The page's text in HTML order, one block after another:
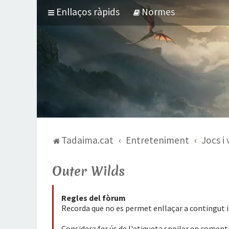
Enllaços ràpids Normes
Tadaima.cat Entreteniment Jocs i
Outer Wilds
Regles del fòrum
Recorda que no es permet enllaçar a contingut